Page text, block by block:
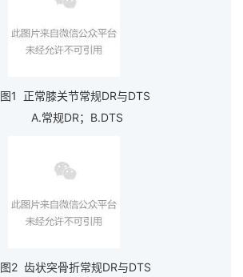
图1 正常膝关节常规DR与DTS
A.常规DR；B.DTS
图2 齿状突骨折常规DR与DTS